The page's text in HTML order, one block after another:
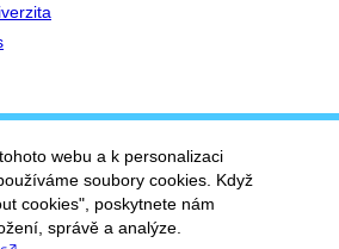
webu a k personalizaci
soubory cookies. Když
cookies", poskytnete nám
správě a analýze.